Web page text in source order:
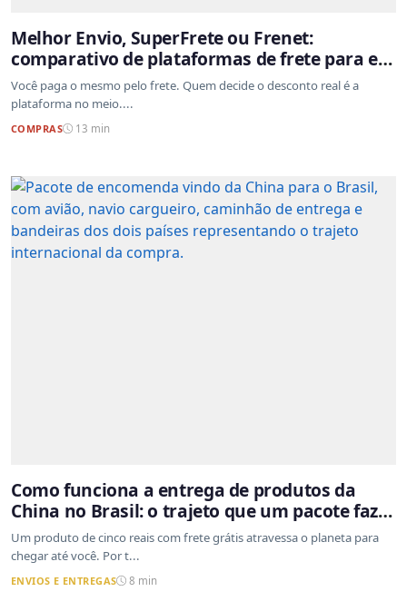
Melhor Envio, SuperFrete ou Frenet:
comparativo de plataformas de frete para e-
commerce
Você paga o mesmo pelo frete. Quem decide o desconto real é a
plataforma no meio....
COMPRAS 13 min
Como funciona a entrega de produtos da
China no Brasil: o trajeto que um pacote faz
do outro lado do mundo até a sua casa
Um produto de cinco reais com frete grátis atravessa o planeta para
chegar até você. Por t...
ENVIOS E ENTREGAS 8 min